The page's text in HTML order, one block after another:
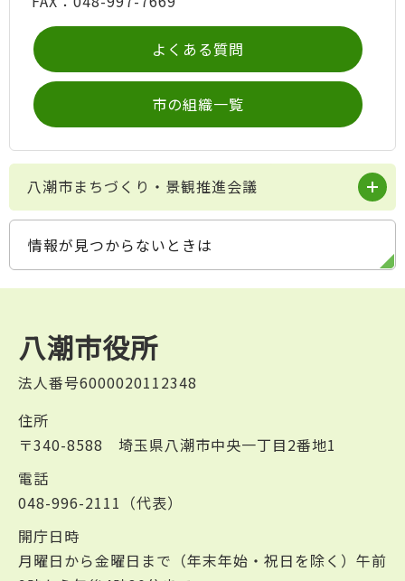
よくある質問
市の組織一覧
八潮市まちづくり・景観推進会議
情報が見つからないときは
八潮市役所
法人番号6000020112348
住所
〒340-8588 埼玉県八潮市中央一丁目2番地1
電話
048-996-2111（代表）
開庁日時
月曜日から金曜日まで（年末年始・祝日を除く）午前